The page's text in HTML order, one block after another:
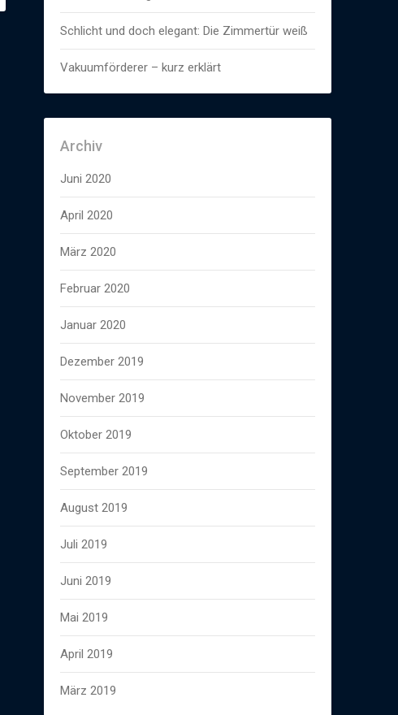
Schlicht und doch elegant: Die Zimmertür weiß
Vakuumförderer – kurz erklärt
Archiv
Juni 2020
April 2020
März 2020
Februar 2020
Januar 2020
Dezember 2019
November 2019
Oktober 2019
September 2019
August 2019
Juli 2019
Juni 2019
Mai 2019
April 2019
März 2019